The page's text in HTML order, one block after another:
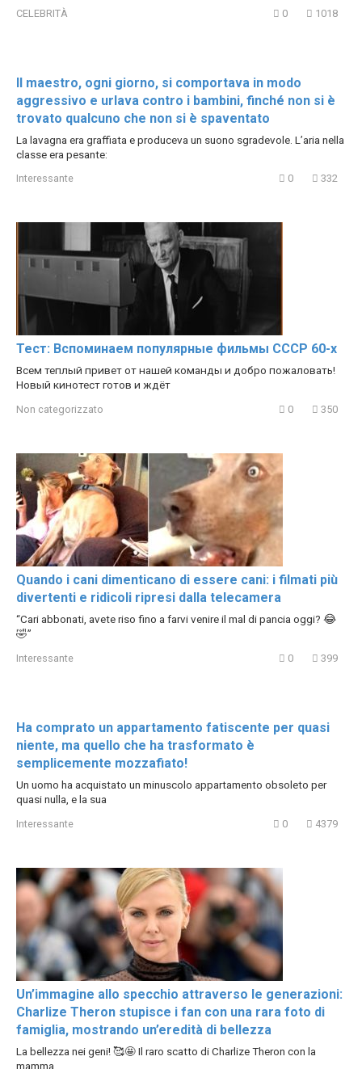
CELEBRITÀ 0 1018
Il maestro, ogni giorno, si comportava in modo
aggressivo e urlava contro i bambini, finché non si è
trovato qualcuno che non si è spaventato
La lavagna era graffiata e produceva un suono sgradevole. L’aria nella
classe era pesante:
Interessante 0 332
Тест: Вспоминаем популярные фильмы СССР 60-х
Всем теплый привет от нашей команды и добро пожаловать!
Новый кинотест готов и ждёт
Non categorizzato 0 350
Quando i cani dimenticano di essere cani: i filmati più
divertenti e ridicoli ripresi dalla telecamera
“Cari abbonati, avete riso fino a farvi venire il mal di pancia oggi? 😂
🤣”
Interessante 0 399
Ha comprato un appartamento fatiscente per quasi
niente, ma quello che ha trasformato è
semplicemente mozzafiato!
Un uomo ha acquistato un minuscolo appartamento obsoleto per
quasi nulla, e la sua
Interessante 0 4379
Un’immagine allo specchio attraverso le generazioni:
Charlize Theron stupisce i fan con una rara foto di
famiglia, mostrando un’eredità di bellezza
La bellezza nei geni! 🥰🤩 Il raro scatto di Charlize Theron con la
mamma